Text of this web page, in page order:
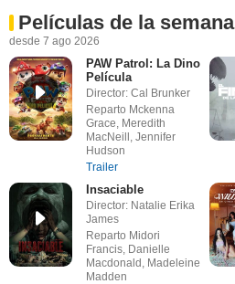
Películas de la semana
desde 7 ago 2026
PAW Patrol: La Dino
Película
Director: Cal Brunker
Reparto Mckenna
Grace, Meredith
MacNeill, Jennifer
Hudson
Trailer
Insaciable
Director: Natalie Erika
James
Reparto Midori
Francis, Danielle
Macdonald, Madeleine
Madden